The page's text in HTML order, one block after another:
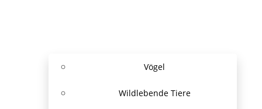
Vögel
Wildlebende Tiere